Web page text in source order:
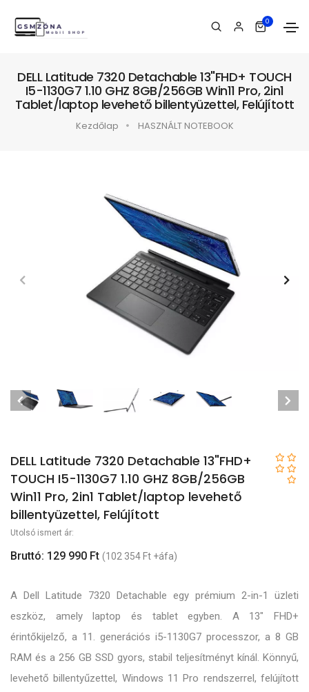
0
DELL Latitude 7320 Detachable 13"FHD+ TOUCH
I5-1130G7 1.10 GHZ 8GB/256GB Win11 Pro, 2in1
Tablet/laptop levehető billentyüzettel, Felújított
Kezdőlap HASZNÁLT NOTEBOOK
DELL Latitude 7320 Detachable 13"FHD+
TOUCH I5-1130G7 1.10 GHZ 8GB/256GB
Win11 Pro, 2in1 Tablet/laptop levehető
billentyüzettel, Felújított
Utolsó ismert ár:
Bruttó: 129 990 Ft (102 354 Ft +áfa)
A Dell Latitude 7320 Detachable egy prémium 2-in-1 üzleti
eszköz, amely laptop és tablet egyben. A 13" FHD+
érintőkijelző, a 11. generációs i5-1130G7 processzor, a 8 GB
RAM és a 256 GB SSD gyors, stabil teljesítményt kínál. Könnyű,
levehető billentyűzettel, Windows 11 Pro rendszerrel, felújított